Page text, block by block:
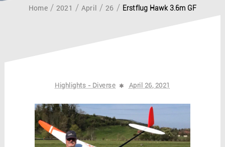
Home 2021 April 26 Erstflug Hawk 3.6m GF
Highlights - Diverse April 26, 2021